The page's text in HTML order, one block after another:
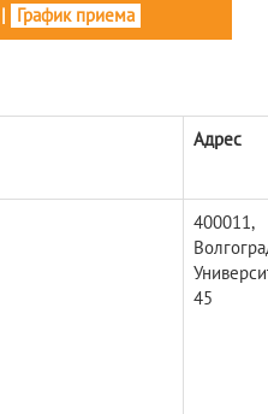
| График приема
Адрес
400011,
45